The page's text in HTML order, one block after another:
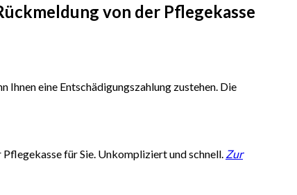
von der Pflegekasse
Ihnen eine Entschädigungszahlung zustehen. Die
für Sie. Unkompliziert und schnell. Zur